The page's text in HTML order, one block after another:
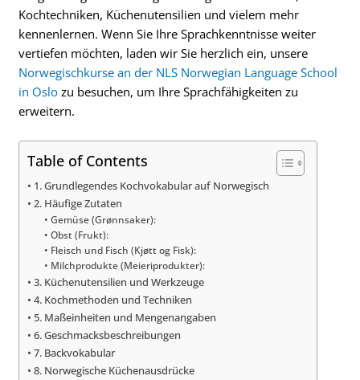
Kochtechniken, Küchenutensilien und vielem mehr
kennenlernen. Wenn Sie Ihre Sprachkenntnisse weiter
vertiefen möchten, laden wir Sie herzlich ein, unsere
Norwegischkurse an der NLS Norwegian Language School
in Oslo zu besuchen, um Ihre Sprachfähigkeiten zu
erweitern.
Table of Contents
1. Grundlegendes Kochvokabular auf Norwegisch
2. Häufige Zutaten
Gemüse (Grønnsaker):
Obst (Frukt):
Fleisch und Fisch (Kjøtt og Fisk):
Milchprodukte (Meieriprodukter):
3. Küchenutensilien und Werkzeuge
4. Kochmethoden und Techniken
5. Maßeinheiten und Mengenangaben
6. Geschmacksbeschreibungen
7. Backvokabular
8. Norwegische Küchenausdrücke